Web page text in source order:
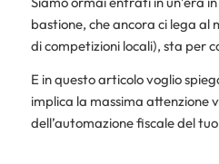
bastione, che ancora ci lega al
di competizioni locali), sta per
E in questo articolo voglio
implica la massima attenzione
dell’automazione fiscale del